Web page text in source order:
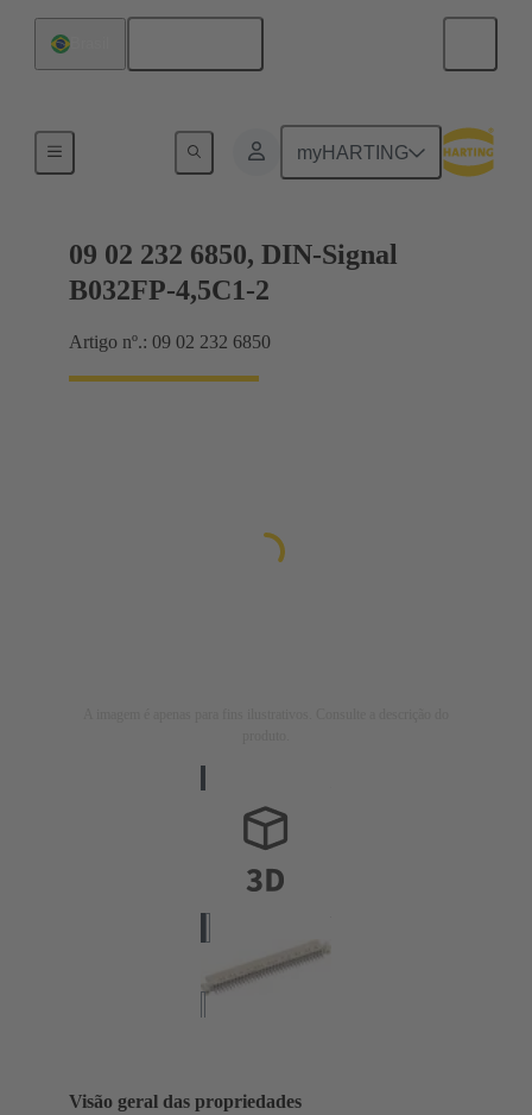
myHARTING
Conexão da placa-mãe para placa-filha
09 02 232 6850, DIN-Signal
B032FP-4,5C1-2
Artigo nº.: 09 02 232 6850
Visão geral das propriedades